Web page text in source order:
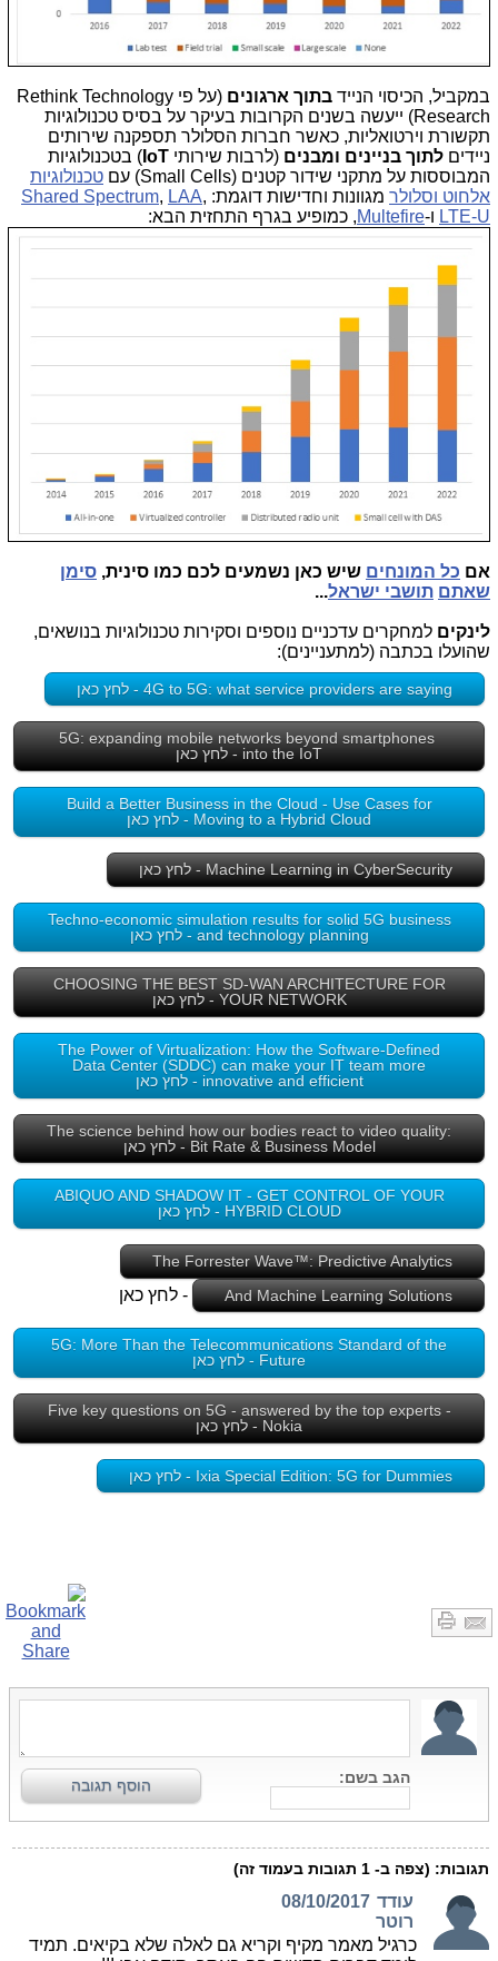
במקביל, הכיסוי הנייד בתוך ארגונים
(על פי Rethink Technology
Research) ייעשה בשנים הקרובות בעיקר על בסיס טכנולוגיות
תקשורת וירטואליות, כאשר חברות הסלולר תספקנה שירותים
ניידים לתוך בניינים ומבנים (לרבות שירותי IoT ) בטכנולוגיות
המבוססות על מתקני שידור קטנים (Small Cells) עם
טכנולוגיות
אלחוט וסלולר מגוונות וחדישות דוגמת: Shared Spectrum, LAA,
LTE-U ו-Multefire, כמופיע בגרף התחזית הבא:
אם כל המונחים שיש כאן נשמעים לכם כמו סינית, סימן
שאתם תושבי ישראל...
לינקים למחקרים עדכניים נוספים וסקירות טכנולוגיות בנושאים,
שהועלו בכתבה (למתעניינים):
4G to 5G: what service providers are saying - לחץ כאן
5G: expanding mobile networks beyond smartphones
into the IoT - לחץ כאן
Build a Better Business in the Cloud - Use Cases for
Moving to a Hybrid Cloud - לחץ כאן
Machine Learning in CyberSecurity - לחץ כאן
Techno-economic simulation results for solid 5G business
and technology planning - לחץ כאן
CHOOSING THE BEST SD-WAN ARCHITECTURE FOR
YOUR NETWORK - לחץ כאן
The Power of Virtualization: How the Software-Defined
Data Center (SDDC) can make your IT team more
innovative and efficient - לחץ כאן
The science behind how our bodies react to video quality:
Bit Rate & Business Model - לחץ כאן
ABIQUO AND SHADOW IT - GET CONTROL OF YOUR
HYBRID CLOUD - לחץ כאן
The Forrester Wave™: Predictive Analytics
And Machine Learning Solutions
- לחץ כאן
5G: More Than the Telecommunications Standard of the
Future - לחץ כאן
Five key questions on 5G - answered by the top experts -
Nokia - לחץ כאן
Ixia Special Edition: 5G for Dummies - לחץ כאן